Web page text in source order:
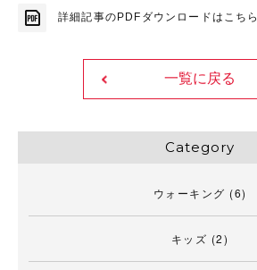
詳細記事のPDFダウンロードはこちら
一覧に戻る
Category
ウォーキング (6)
キッズ (2)